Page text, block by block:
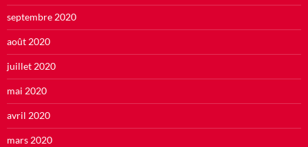
septembre 2020
août 2020
juillet 2020
mai 2020
avril 2020
mars 2020